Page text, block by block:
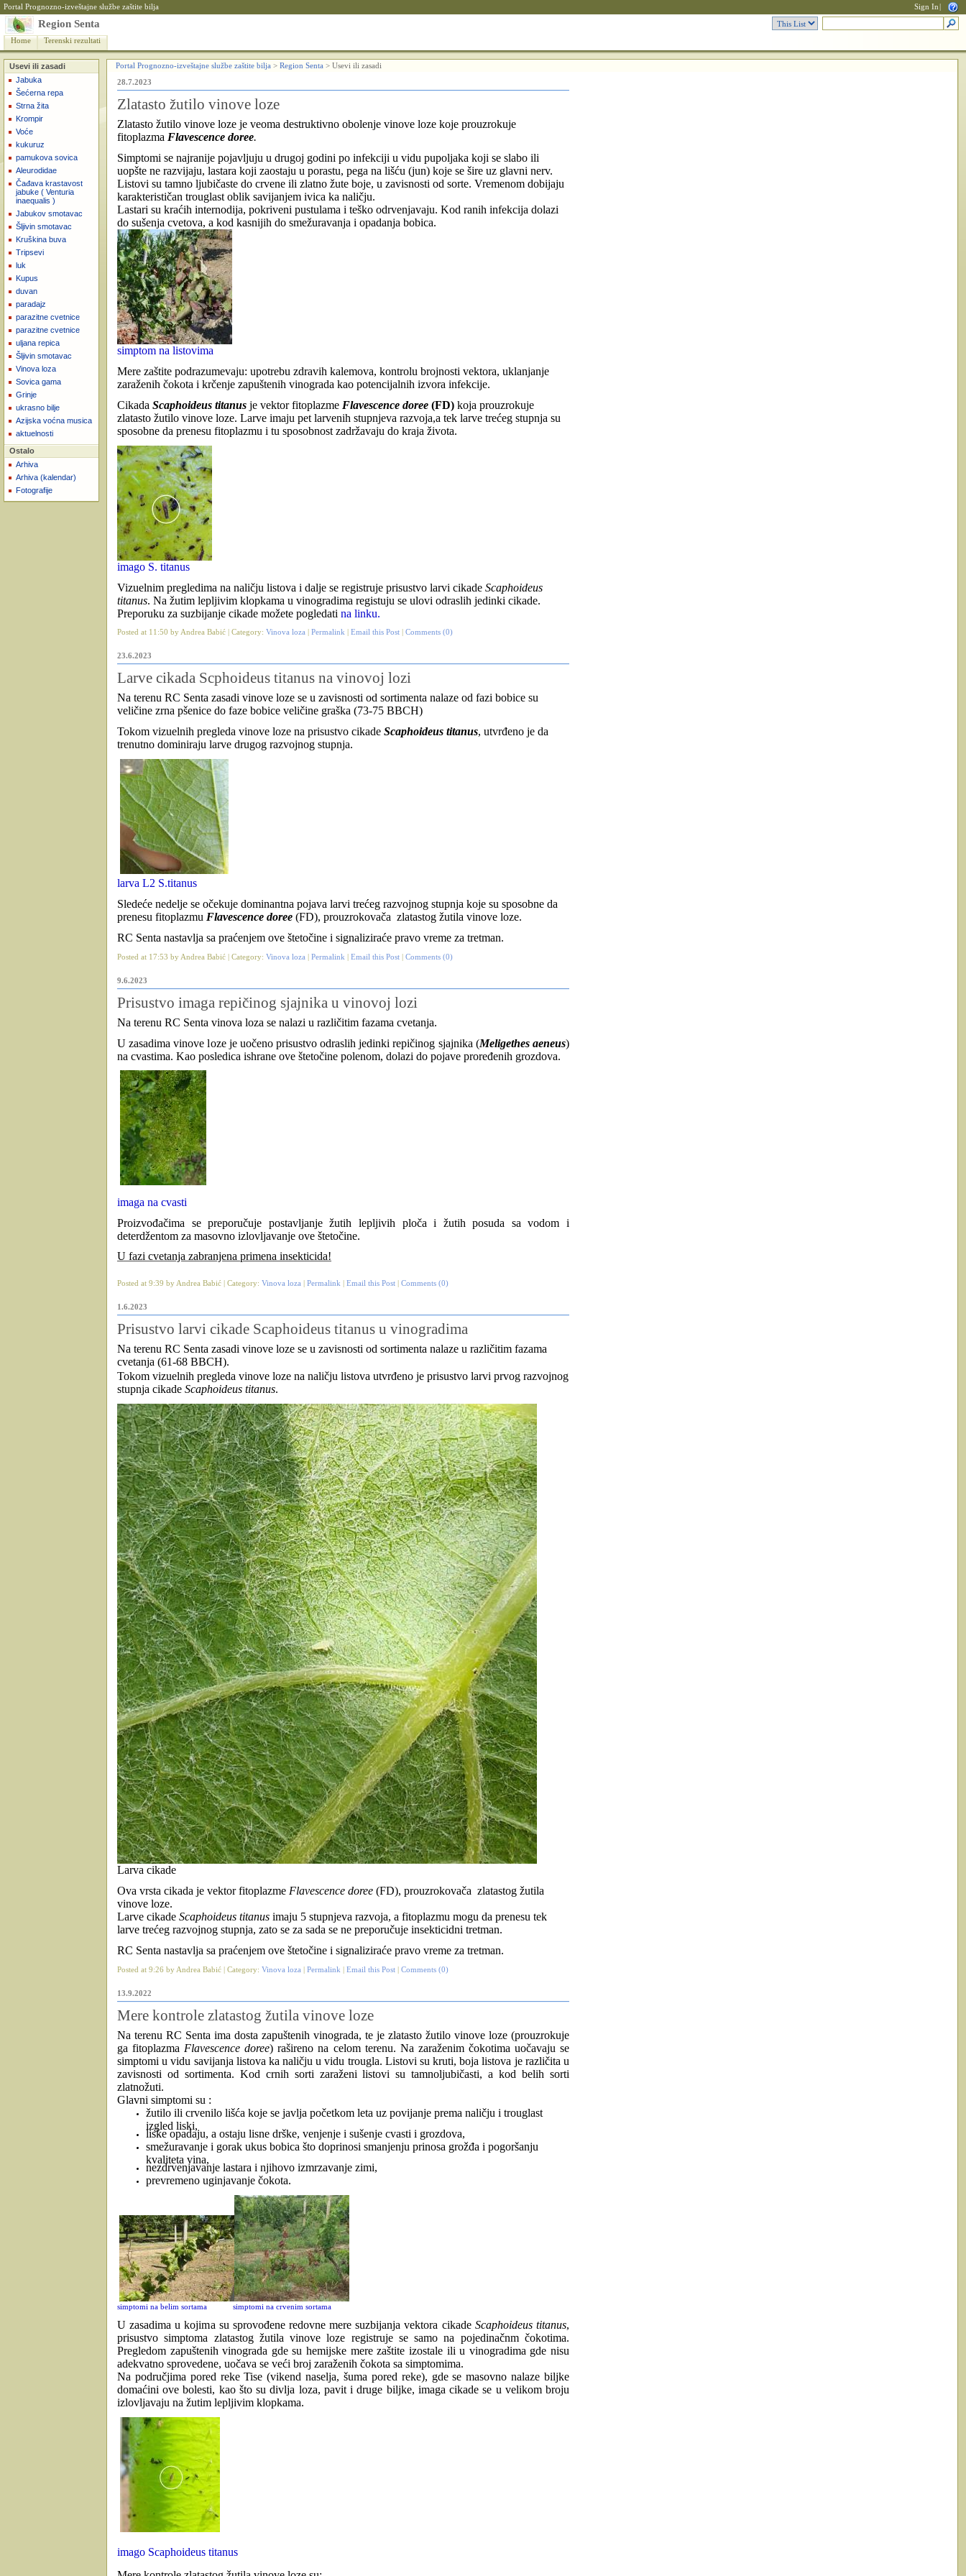
Portal Prognozno-izveštajne službe zaštite bilja Sign In
Region Senta
Home Terenski rezultati
Usevi ili zasadi
Jabuka
Šećerna repa
Strna žita
Krompir
Voće
kukuruz
pamukova sovica
Aleurodidae
Čađava krastavost
jabuke ( Venturia
inaequalis )
Jabukov smotavac
Šljivin smotavac
Kruškina buva
Tripsevi
luk
Kupus
duvan
paradajz
parazitne cvetnice
parazitne cvetnice
uljana repica
Šljivin smotavac
Vinova loza
Sovica gama
Grinje
ukrasno bilje
Azijska voćna musica
aktuelnosti
Ostalo
Arhiva
Arhiva (kalendar)
Fotografije
Portal Prognozno-izveštajne službe zaštite bilja > Region Senta > Usevi ili zasadi
28.7.2023
Zlatasto žutilo vinove loze
Zlatasto žutilo vinove loze je veoma destruktivno obolenje vinove loze koje prouzrokuje
fitoplazma Flavescence doree.
Simptomi se najranije pojavljuju u drugoj godini po infekciji u vidu pupoljaka koji se slabo ili
uopšte ne razvijaju, lastara koji zaostaju u porastu, pega na lišću (jun) koje se šire uz glavni nerv.
Listovi su tamno ljubičaste do crvene ili zlatno žute boje, u zavisnosti od sorte. Vremenom dobijaju
karakterističan trouglast oblik savijanjem ivica ka naličju.
Lastari su kraćih internodija, pokriveni pustulama i teško odrvenjavaju. Kod ranih infekcija dolazi
do sušenja cvetova, a kod kasnijih do smežuravanja i opadanja bobica.
simptom na listovima
Mere zaštite podrazumevaju: upotrebu zdravih kalemova, kontrolu brojnosti vektora, uklanjanje
zaraženih čokota i krčenje zapuštenih vinograda kao potencijalnih izvora infekcije.
Cikada Scaphoideus titanus je vektor fitoplazme Flavescence doree (FD) koja prouzrokuje
zlatasto žutilo vinove loze. Larve imaju pet larvenih stupnjeva razvoja,a tek larve trećeg stupnja su
sposobne da prenesu fitoplazmu i tu sposobnost zadržavaju do kraja života.
imago S. titanus
Vizuelnim pregledima na naličju listova i dalje se registruje prisustvo larvi cikade Scaphoideus
titanus. Na žutim lepljivim klopkama u vinogradima registuju se ulovi odraslih jedinki cikade.
Preporuku za suzbijanje cikade možete pogledati na linku.
Posted at 11:50 by Andrea Babić | Category: Vinova loza Permalink Email this Post Comments (0)
23.6.2023
Larve cikada Scphoideus titanus na vinovoj lozi
Na terenu RC Senta zasadi vinove loze se u zavisnosti od sortimenta nalaze od fazi bobice su
veličine zrna pšenice do faze bobice veličine graška (73-75 BBCH)
Tokom vizuelnih pregleda vinove loze na prisustvo cikade Scaphoideus titanus, utvrđeno je da
trenutno dominiraju larve drugog razvojnog stupnja.
larva L2 S.titanus
Sledeće nedelje se očekuje dominantna pojava larvi trećeg razvojnog stupnja koje su sposobne da
prenesu fitoplazmu Flavescence doree (FD), prouzrokovača zlatastog žutila vinove loze.
RC Senta nastavlja sa praćenjem ove štetočine i signaliziraće pravo vreme za tretman.
Posted at 17:53 by Andrea Babić | Category: Vinova loza Permalink Email this Post Comments (0)
9.6.2023
Prisustvo imaga repičinog sjajnika u vinovoj lozi
Na terenu RC Senta vinova loza se nalazi u različitim fazama cvetanja.
U zasadima vinove loze je uočeno prisustvo odraslih jedinki repičinog sjajnika (Meligethes aeneus)
na cvastima. Kao posledica ishrane ove štetočine polenom, dolazi do pojave proređenih grozdova.
imaga na cvasti
Proizvođačima se preporučuje postavljanje žutih lepljivih ploča i žutih posuda sa vodom i
deterdžentom za masovno izlovljavanje ove štetočine.
U fazi cvetanja zabranjena primena insekticida!
Posted at 9:39 by Andrea Babić | Category: Vinova loza Permalink Email this Post Comments (0)
1.6.2023
Prisustvo larvi cikade Scaphoideus titanus u vinogradima
Na terenu RC Senta zasadi vinove loze se u zavisnosti od sortimenta nalaze u različitim fazama
cvetanja (61-68 BBCH).
Tokom vizuelnih pregleda vinove loze na naličju listova utvrđeno je prisustvo larvi prvog razvojnog
stupnja cikade Scaphoideus titanus.
Larva cikade
Ova vrsta cikada je vektor fitoplazme Flavescence doree (FD), prouzrokovača zlatastog žutila
vinove loze.
Larve cikade Scaphoideus titanus imaju 5 stupnjeva razvoja, a fitoplazmu mogu da prenesu tek
larve trećeg razvojnog stupnja, zato se za sada se ne preporučuje insekticidni tretman.
RC Senta nastavlja sa praćenjem ove štetočine i signaliziraće pravo vreme za tretman.
Posted at 9:26 by Andrea Babić | Category: Vinova loza Permalink Email this Post Comments (0)
13.9.2022
Mere kontrole zlatastog žutila vinove loze
Na terenu RC Senta ima dosta zapuštenih vinograda, te je zlatasto žutilo vinove loze (prouzrokuje
ga fitoplazma Flavescence doree) rašireno na celom terenu. Na zaraženim čokotima uočavaju se
simptomi u vidu savijanja listova ka naličju u vidu trougla. Listovi su kruti, boja listova je različita u
zavisnosti od sortimenta. Kod crnih sorti zaraženi listovi su tamnoljubičasti, a kod belih sorti
zlatnožuti.
Glavni simptomi su :
žutilo ili crvenilo lišća koje se javlja početkom leta uz povijanje prema naličju i trouglast
izgled liski,
liske opadaju, a ostaju lisne drške, venjenje i sušenje cvasti i grozdova,
smežuravanje i gorak ukus bobica što doprinosi smanjenju prinosa grožđa i pogoršanju
kvaliteta vina,
nezdrvenjavanje lastara i njihovo izmrzavanje zimi,
prevremeno uginjavanje čokota.
simptomi na belim sortama simptomi na crvenim sortama
U zasadima u kojima su sprovođene redovne mere suzbijanja vektora cikade Scaphoideus titanus,
prisustvo simptoma zlatastog žutila vinove loze registruje se samo na pojedinačnm čokotima.
Pregledom zapuštenih vinograda gde su hemijske mere zaštite izostale ili u vinogradima gde nisu
adekvatno sprovedene, uočava se veći broj zaraženih čokota sa simptomima.
Na područjima pored reke Tise (vikend naselja, šuma pored reke), gde se masovno nalaze biljke
domaćini ove bolesti, kao što su divlja loza, pavit i druge biljke, imaga cikade se u velikom broju
izlovljavaju na žutim lepljivim klopkama.
imago Scaphoideus titanus